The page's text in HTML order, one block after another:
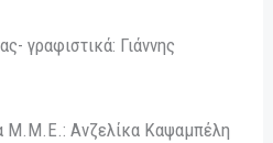
γραφιστικά: Γιάννης
Μ.Μ.Ε.: Ανζελίκα Καψαμπέλη